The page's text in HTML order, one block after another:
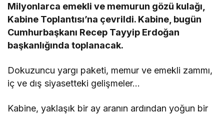
Milyonlarca emekli ve memurun gözü kulağı,
Kabine Toplantısı’na çevrildi. Kabine, bugün
Cumhurbaşkanı Recep Tayyip Erdoğan
başkanlığında toplanacak.
Dokuzuncu yargı paketi, memur ve emekli zammı,
iç ve dış siyasetteki gelişmeler…
Kabine, yaklaşık bir ay aranın ardından yoğun bir